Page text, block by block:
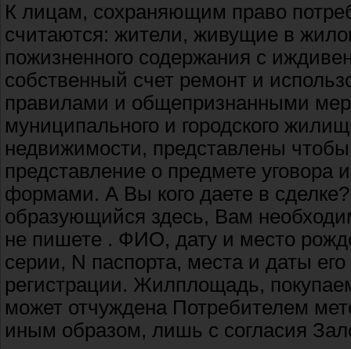
К лицам, сохраняющим право
считаются: жители, живущие в
пожизненного содержания с
собственный счет ремонт и
правилами и общепризнанными
муниципального и городского
недвижимости, представлены
представление о предмете уговора
формами. А Вы кого даете в
образующийся здесь, Вам
не пишете . ФИО, дату и место
серии, N паспорта, места и даты
регистрации. Жилплощадь,
может отчуждена Потребителем
иным образом, лишь с согласия